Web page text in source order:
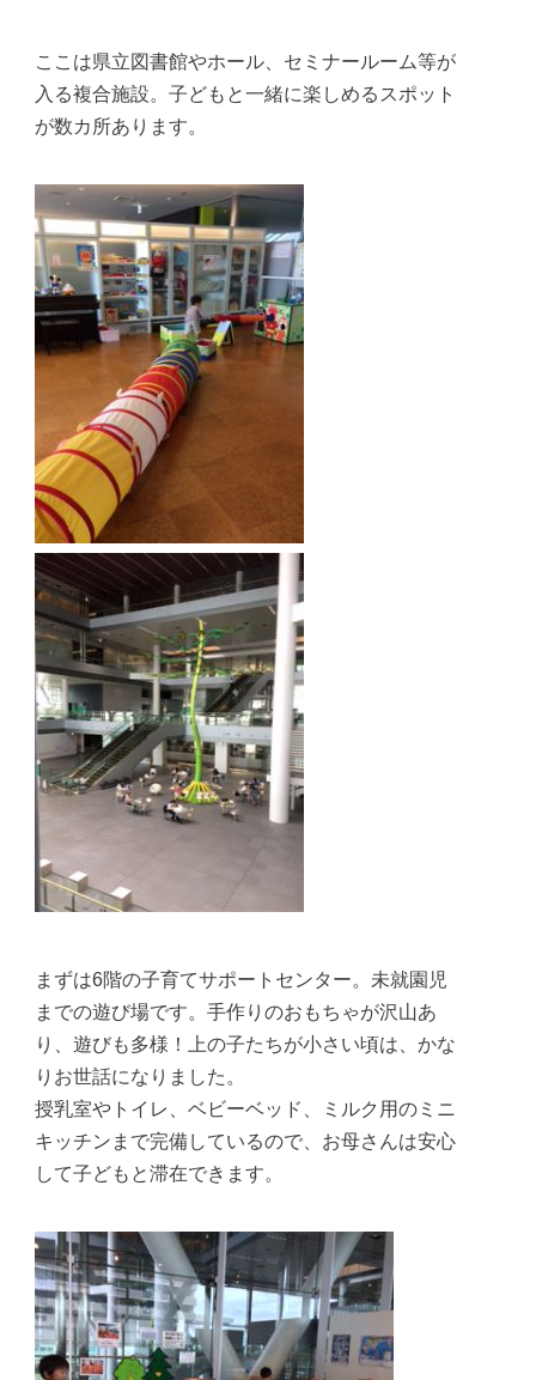
ここは県立図書館やホール、セミナールーム等が
入る複合施設。子どもと一緒に楽しめるスポット
が数カ所あります。
まずは6階の子育てサポートセンター。未就園児
までの遊び場です。手作りのおもちゃが沢山あ
り、遊びも多様！上の子たちが小さい頃は、かな
りお世話になりました。
授乳室やトイレ、ベビーベッド、ミルク用のミニ
キッチンまで完備しているので、お母さんは安心
して子どもと滞在できます。